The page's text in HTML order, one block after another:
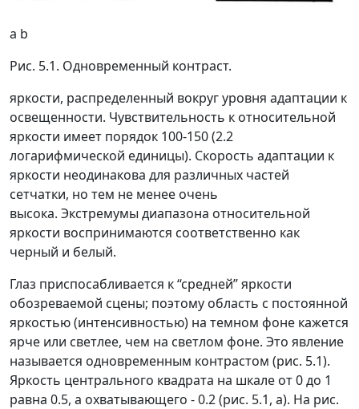
a b
Рис. 5.1. Одновременный контраст.
яркости, распределенный вокруг уровня адаптации к
освещенности. Чувствительность к относительной
яркости имеет порядок 100-150 (2.2
логарифмической единицы). Скорость адаптации к
яркости неодинакова для различных частей
сетчатки, но тем не менее очень
высока. Экстремумы диапазона относительной
яркости воспринимаются соответственно как
черный и белый.
Глаз приспосабливается к “средней” яркости
обозреваемой сцены; поэтому область с постоянной
яркостью (интенсивностью) на темном фоне кажется
ярче или светлее, чем на светлом фоне. Это явление
называется одновременным контрастом (рис. 5.1).
Яркость центрального квадрата на шкале от 0 до 1
равна 0.5, а охватывающего -0.2 (рис. 5.1, а). На рис.